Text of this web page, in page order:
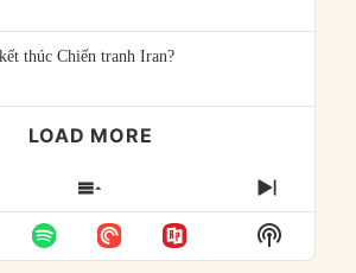
thúc Chiến tranh Iran?
LOAD MORE
SHOW
EPISODES
LIST
NEXT
Show
Podcast